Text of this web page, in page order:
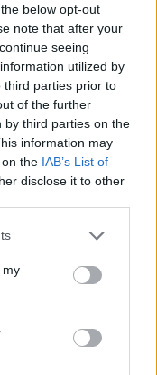
below opt-out
note that after your
seeing
utilized by
third parties prior to
of the further
by third parties on the
information may
the IAB’s List of
disclose it to other
or more Google
You may click to
third-party tags to
in below Google
my
να